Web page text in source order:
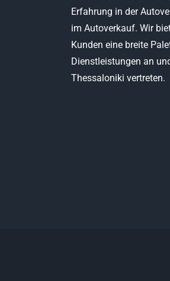
Erfahrung in der
im Autoverkauf. Wir
Kunden eine breite
Dienstleistungen an
Thessaloniki vertreten.